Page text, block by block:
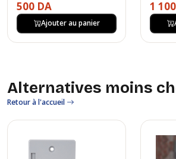
500 DA
Ajouter au panier
1
Alternatives moins
Retour à l'accueil